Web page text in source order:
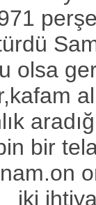
olsa
bir
iki